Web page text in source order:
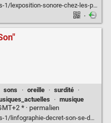
les-professionnels-des-musiques-amplifiees-145
·
sons · oreille · surdité
·
· musique
* · permalien
decret-son-se-decline-127